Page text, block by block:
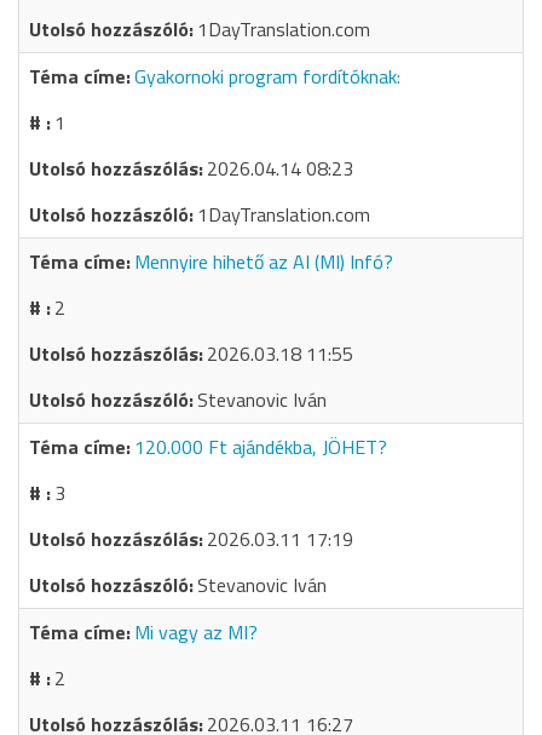
1DayTranslation.com
Gyakornoki program fordítóknak:
1
2026.04.14 08:23
1DayTranslation.com
Mennyire hihető az AI (MI) Infó?
2
2026.03.18 11:55
Stevanovic Iván
120.000 Ft ajándékba, JÖHET?
3
2026.03.11 17:19
Stevanovic Iván
Mi vagy az MI?
2
2026.03.11 16:27